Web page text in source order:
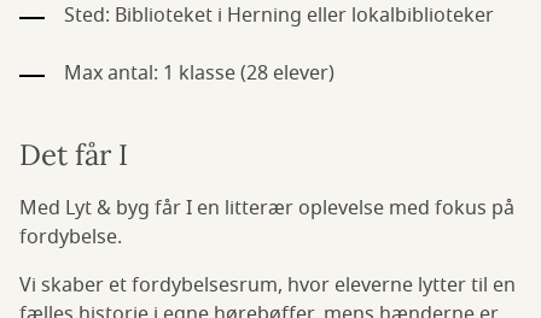
Sted: Biblioteket i Herning eller lokalbiblioteker
Max antal: 1 klasse (28 elever)
Det får I
Med Lyt & byg får I en litterær oplevelse med fokus på
fordybelse.
Vi skaber et fordybelsesrum, hvor eleverne lytter til en